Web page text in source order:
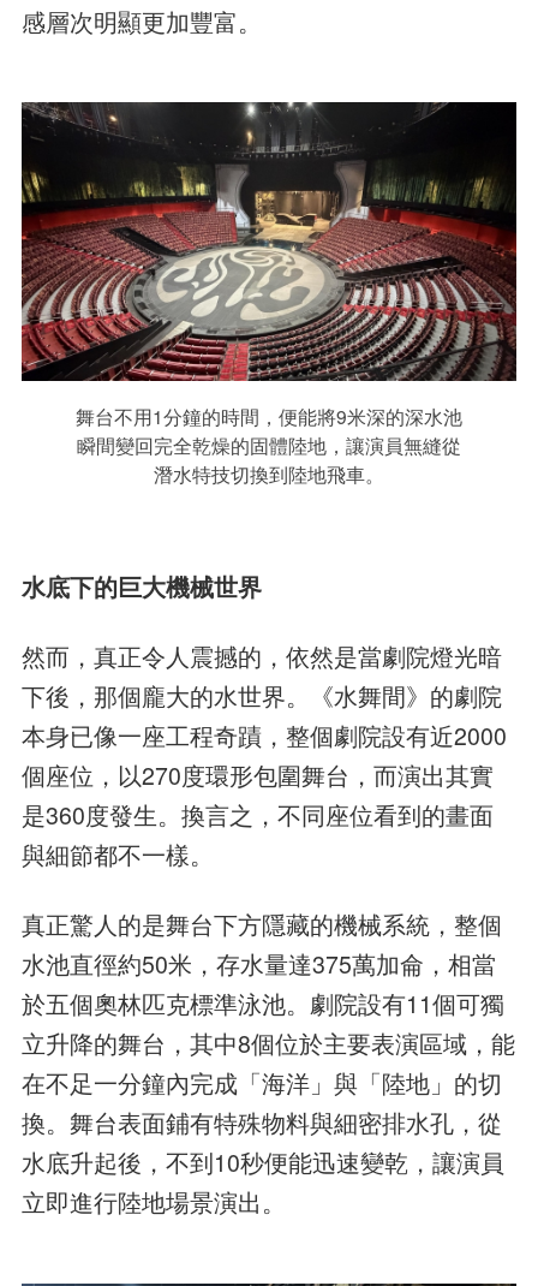
感層次明顯更加豐富。
舞台不用1分鐘的時間，便能將9米深的深水池
瞬間變回完全乾燥的固體陸地，讓演員無縫從
潛水特技切換到陸地飛車。
水底下的巨大機械世界
然而，真正令人震撼的，依然是當劇院燈光暗
下後，那個龐大的水世界。《水舞間》的劇院
本身已像一座工程奇蹟，整個劇院設有近2000
個座位，以270度環形包圍舞台，而演出其實
是360度發生。換言之，不同座位看到的畫面
與細節都不一樣。
真正驚人的是舞台下方隱藏的機械系統，整個
水池直徑約50米，存水量達375萬加侖，相當
於五個奧林匹克標準泳池。劇院設有11個可獨
立升降的舞台，其中8個位於主要表演區域，能
在不足一分鐘內完成「海洋」與「陸地」的切
換。舞台表面鋪有特殊物料與細密排水孔，從
水底升起後，不到10秒便能迅速變乾，讓演員
立即進行陸地場景演出。